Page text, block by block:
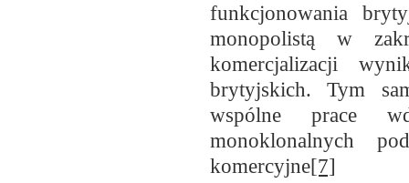
funkcjonowania
monopolistą w
komercjalizacji
brytyjskich. Tym
wspólne prace
monoklonalnych
komercyjne[7]